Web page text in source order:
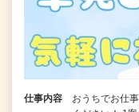
仕事内容
おうちでお仕